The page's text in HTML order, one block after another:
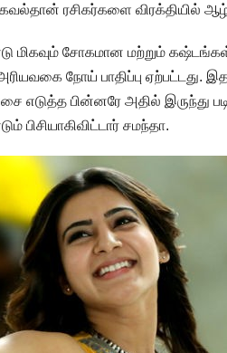
ரசிகர்களை விரக்தியில்
மிகவும் சோகமான மற்றும்
நோய் பாதிப்பு ஏற்பட்டது.
எடுத்த பின்னரே அதில் இருந்து
பிசியாகிவிட்டார் சமந்தா.